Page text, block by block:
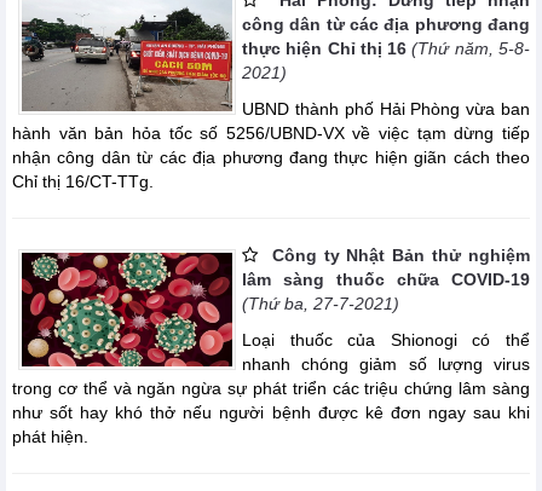
công dân từ các địa phương đang
thực hiện Chỉ thị 16 (Thứ năm, 5-8-
2021)
UBND thành phố Hải Phòng vừa ban
hành văn bản hỏa tốc số 5256/UBND-VX về việc tạm dừng tiếp
nhận công dân từ các địa phương đang thực hiện giãn cách theo
Chỉ thị 16/CT-TTg.
Công ty Nhật Bản thử nghiệm
lâm sàng thuốc chữa COVID-19
(Thứ ba, 27-7-2021)
Loại thuốc của Shionogi có thể
nhanh chóng giảm số lượng virus
trong cơ thể và ngăn ngừa sự phát triển các triệu chứng lâm sàng
như sốt hay khó thở nếu người bệnh được kê đơn ngay sau khi
phát hiện.